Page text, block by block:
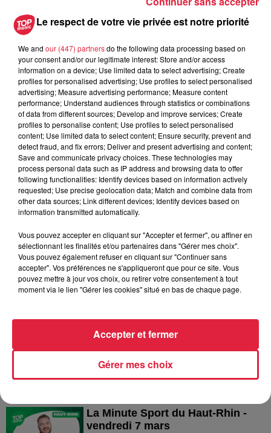
Les dernières infos sur la venue du
5 août 2026
Europa-Park : des précisons sur
l’après Euro-Mir
Dans la même série
La Minute Sport du Bas-Rhin -
vendredi 21 mars
La minute sport en Alsace avec Top Music
La Minute Sport du Haut-Rhin -
vendredi 21 mars
La Minute Sport du Haut-Rhin -
vendredi 7 mars
Le respect de votre vie privée est notre priorité
We and our (447) partnersdo the following data processing based on
your consent and/or our legitimate interest: Store and/or access
information on a device; Use limited data to select advertising; Create
profiles for personalised advertising; Use profiles to select personalised
advertising; Measure advertising performance; Measure content
performance; Understand audiences through statistics or combinations
of data from different sources; Develop and improve services; Create
profiles to personalise content; Use profiles to select personalised
content; Use limited data to select content; Ensure security, prevent and
detect fraud, and fix errors; Deliver and present advertising and content;
Save and communicate privacy choices. These technologies may
process personal data such as IP address and browsing data to offer
following functionalities: Identify devices based on information actively
requested; Use precise geolocation data; Match and combine data from
other data sources; Link different devices; Identify devices based on
information transmitted automatically.
Vous pouvez accepter en cliquant sur "Accepter et fermer", ou affiner en
sélectionnant les finalités et/ou partenaires dans "Gérer mes choix".
Vous pouvez également refuser en cliquant sur "Continuer sans
accepter". Vos préférences ne s'appliqueront que pour ce site. Vous
pouvez mettre à jour vos choix, ou retirer votre consentement à tout
moment via le lien "Gérer les cookies" situé en bas de chaque page.
Gérer mes choix
Accepter et fermer